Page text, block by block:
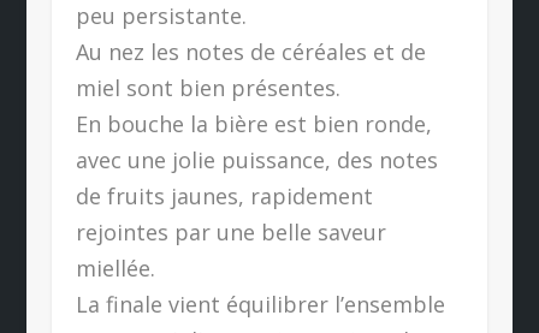
peu persistante.
Au nez les notes de céréales et de
miel sont bien présentes.
En bouche la bière est bien ronde,
avec une jolie puissance, des notes
de fruits jaunes, rapidement
rejointes par une belle saveur
miellée.
La finale vient équilibrer l’ensemble